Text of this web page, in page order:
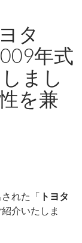
タ
年式
まし
を兼
れた「 トヨタ
介いたしま